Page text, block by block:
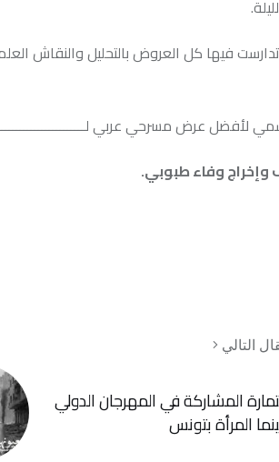
العروض بالتحليل والنقاش العلمي
لـــــــــــــــــــــــــــــ:
طبوبي.
في المهرجان الدولي